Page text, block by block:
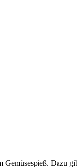
Dazu